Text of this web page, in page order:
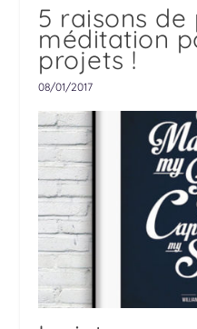
5 raisons
méditation
projets !
08/01/2017